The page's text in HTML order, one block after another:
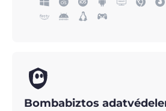
Bombabiztos